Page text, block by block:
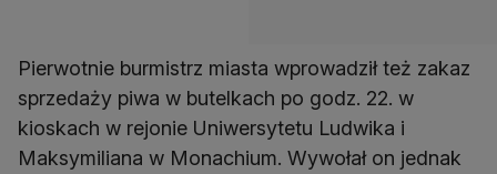
Pierwotnie burmistrz miasta wprowadził też zakaz
sprzedaży piwa w butelkach po godz. 22. w
kioskach w rejonie Uniwersytetu Ludwika i
Maksymiliana w Monachium. Wywołał on jednak